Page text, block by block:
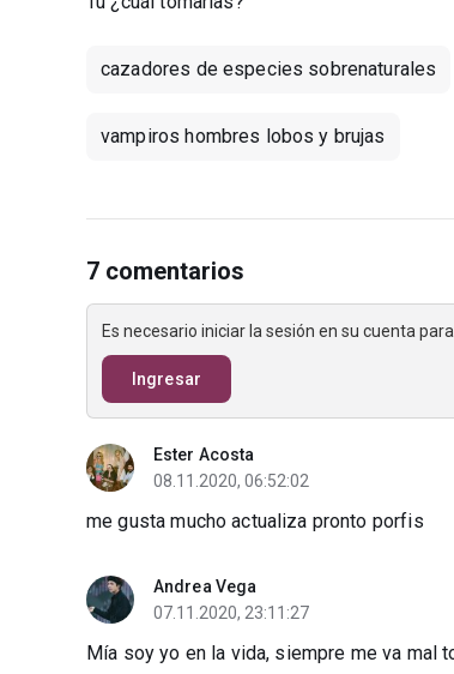
cazadores de especies sobrenaturales
vampiros hombres lobos y brujas
7 comentarios
Es necesario iniciar la sesión en su cuenta
Ingresar
Ester Acosta
08.11.2020, 06:52:02
me gusta mucho actualiza pronto porfis
Andrea Vega
07.11.2020, 23:11:27
Mía soy yo en la vida, siempre me va mal